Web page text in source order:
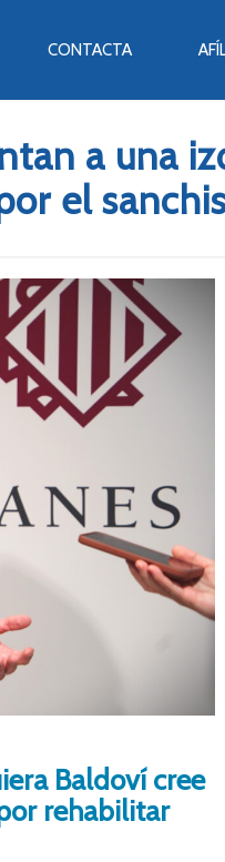
CONTACTA
a una
el
Baldoví cree
rehabilitar